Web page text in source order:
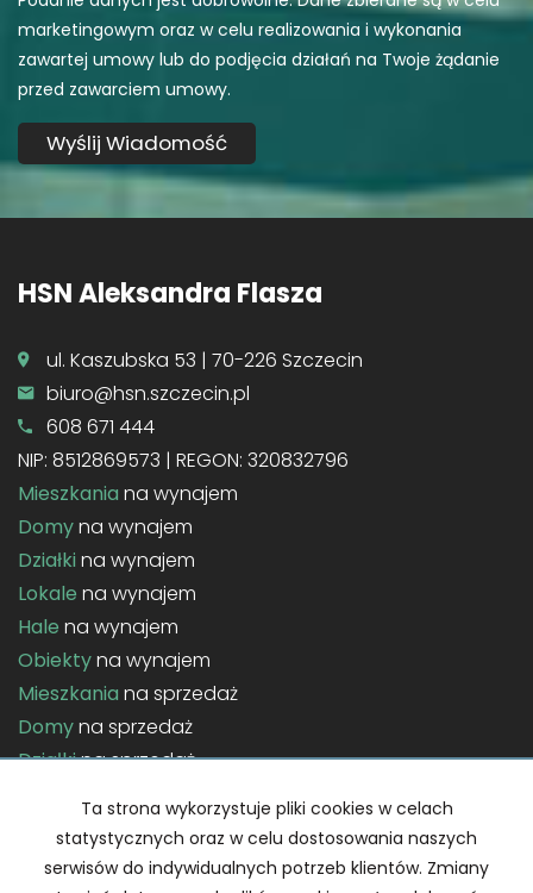
marketingowym oraz w celu realizowania i wykonania
zawartej umowy lub do podjęcia działań na Twoje żądanie
przed zawarciem umowy.
HSN Aleksandra Flasza
ul. Kaszubska 53 | 70-226 Szczecin
biuro@hsn.szczecin.pl
608 671 444
NIP: 8512869573 | REGON: 320832796
Mieszkania na wynajem
Domyna wynajem
Działki na wynajem
Lokale na wynajem
Hale na wynajem
Obiektyna wynajem
Mieszkania na sprzedaż
Domyna sprzedaż
Działkina sprzedaż
na sprzedaż
Obiektyna sprzedaż
Ta strona wykorzystuje pliki cookies w celach
statystycznych oraz w celu dostosowania naszych
serwisów do indywidualnych potrzeb klientów. Zmiany